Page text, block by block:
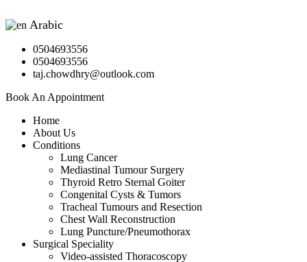
Arabic
0504693556
0504693556
taj.chowdhry@outlook.com
Book An Appointment
Home
About Us
Conditions
Lung Cancer
Mediastinal Tumour Surgery
Thyroid Retro Sternal Goiter
Congenital Cysts & Tumors
Tracheal Tumours and Resection
Chest Wall Reconstruction
Lung Puncture/Pneumothorax
Surgical Speciality
Video-assisted Thoracoscopy